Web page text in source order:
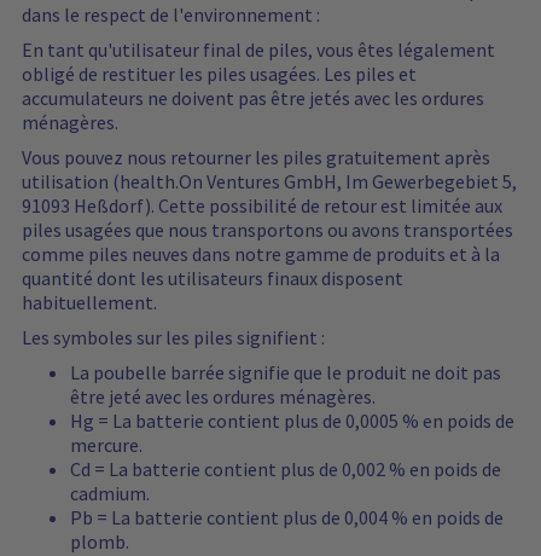
dans le respect de l'environnement :
En tant qu'utilisateur final de piles, vous êtes légalement
obligé de restituer les piles usagées. Les piles et
accumulateurs ne doivent pas être jetés avec les ordures
ménagères.
Vous pouvez nous retourner les piles gratuitement après
utilisation (health.On Ventures GmbH, Im Gewerbegebiet 5,
91093 Heßdorf). Cette possibilité de retour est limitée aux
piles usagées que nous transportons ou avons transportées
comme piles neuves dans notre gamme de produits et à la
quantité dont les utilisateurs finaux disposent
habituellement.
Les symboles sur les piles signifient :
La poubelle barrée signifie que le produit ne doit pas
être jeté avec les ordures ménagères.
Hg = La batterie contient plus de 0,0005 % en poids de
mercure.
Cd = La batterie contient plus de 0,002 % en poids de
cadmium.
Pb = La batterie contient plus de 0,004 % en poids de
plomb.